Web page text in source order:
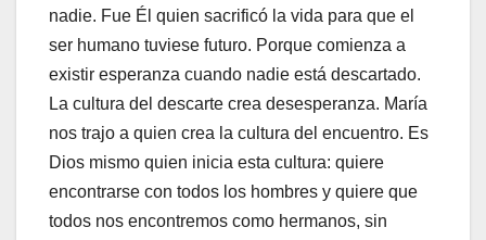
nadie. Fue Él quien sacrificó la vida para que el
ser humano tuviese futuro. Porque comienza a
existir esperanza cuando nadie está descartado.
La cultura del descarte crea desesperanza. María
nos trajo a quien crea la cultura del encuentro. Es
Dios mismo quien inicia esta cultura: quiere
encontrarse con todos los hombres y quiere que
todos nos encontremos como hermanos, sin